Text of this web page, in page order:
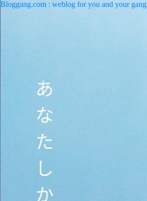
Bloggang.com : weblog for you and your gang